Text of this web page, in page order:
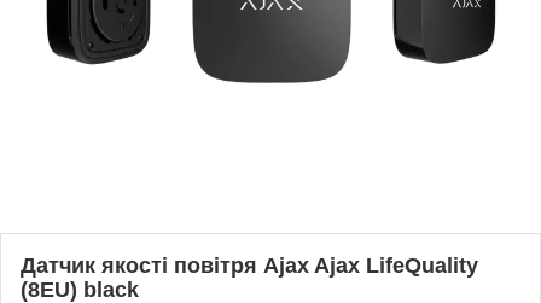
Датчик якості повітря Ajax Ajax LifeQuality
(8EU) black